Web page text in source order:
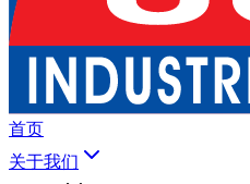
首页
关于我们